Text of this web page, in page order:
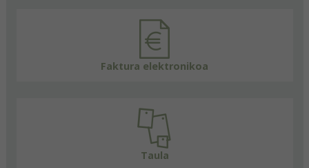
Faktura elektronikoa
Taula